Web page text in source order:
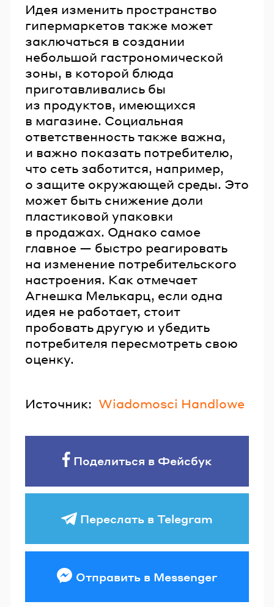
Идея изменить пространство
гипермаркетов также может
заключаться в создании
небольшой гастрономической
зоны, в которой блюда
приготавливались бы
из продуктов, имеющихся
в магазине. Социальная
ответственность также важна,
и важно показать потребителю,
что сеть заботится, например,
о защите окружающей среды. Это
может быть снижение доли
пластиковой упаковки
в продажах. Однако самое
главное — быстро реагировать
на изменение потребительского
настроения. Как отмечает
Агнешка Мелькарц, если одна
идея не работает, стоит
пробовать другую и убедить
потребителя пересмотреть свою
оценку.
Источник: Wiadomosci Handlowe
Поделиться в Фейсбук
Переслать в Telegram
Отправить в Messenger